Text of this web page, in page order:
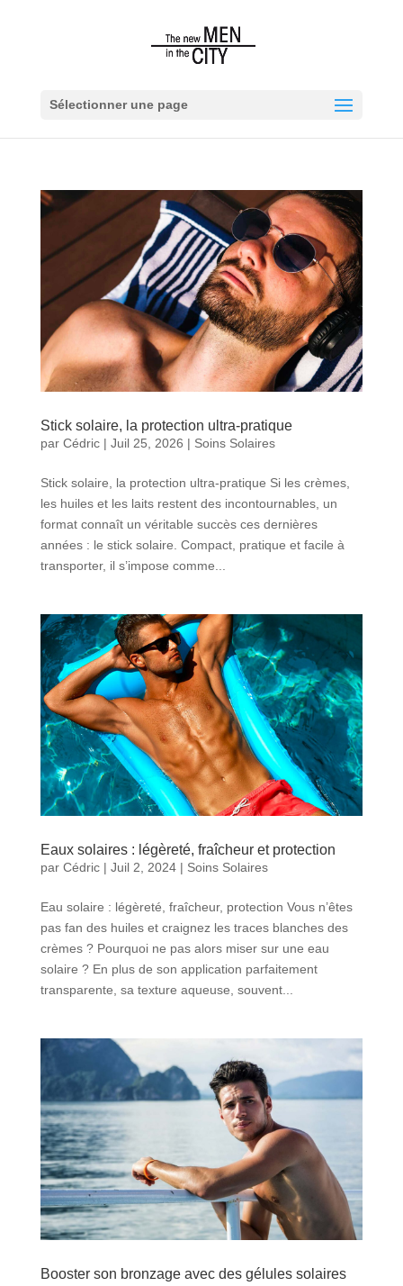
Sélectionner une page
Stick solaire, la protection ultra-pratique
par Cédric| Juil 25, 2026 | Soins Solaires
Stick solaire, la protection ultra-pratique Si les crèmes,
les huiles et les laits restent des incontournables, un
format connaît un véritable succès ces dernières
années : le stick solaire. Compact, pratique et facile à
transporter, il s’impose comme...
Eaux solaires : légèreté, fraîcheur et protection
par Cédric| Juil 2, 2024| Soins Solaires
Eau solaire : légèreté, fraîcheur, protection Vous n’êtes
pas fan des huiles et craignez les traces blanches des
crèmes ? Pourquoi ne pas alors miser sur une eau
solaire ? En plus de son application parfaitement
transparente, sa texture aqueuse, souvent...
Booster son bronzage avec des gélules solaires